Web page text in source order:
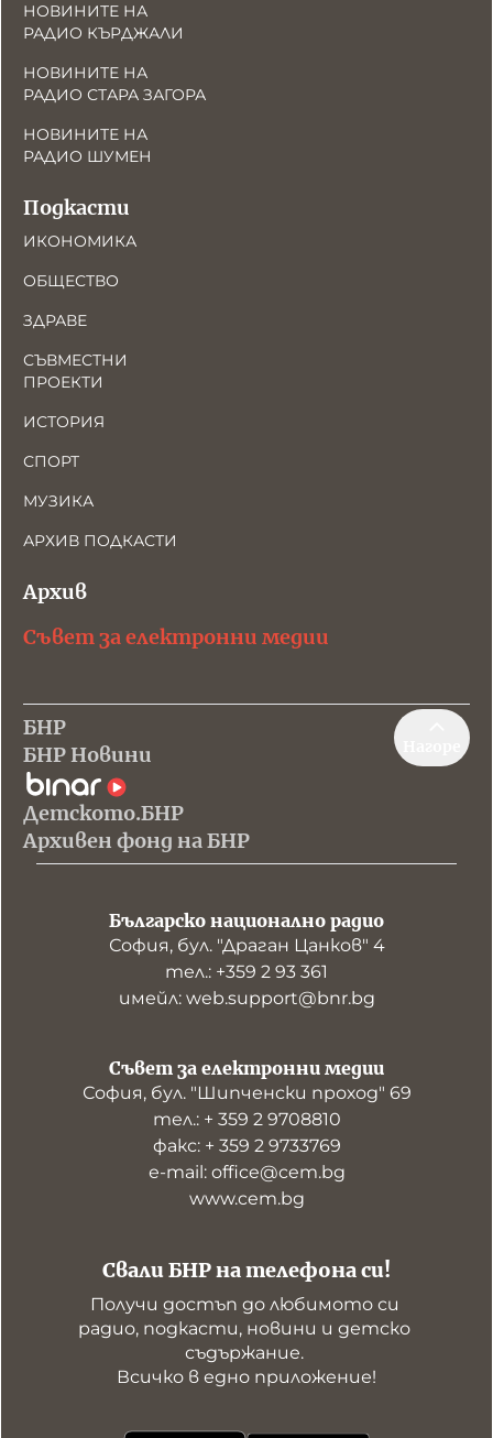
НОВИНИТЕ НА
РАДИО КЪРДЖАЛИ
НОВИНИТЕ НА
РАДИО СТАРА ЗАГОРА
НОВИНИТЕ НА
РАДИО ШУМЕН
Подкасти
ИКОНОМИКА
ОБЩЕСТВО
ЗДРАВЕ
СЪВМЕСТНИ
ПРОЕКТИ
ИСТОРИЯ
СПОРТ
МУЗИКА
АРХИВ ПОДКАСТИ
Архив
Съвет за електронни медии
БНР
БНР Новини
Детското.БНР
Архивен фонд на БНР
Българско национално радио
София, бул. "Драган Цанков" 4
тел.: +359 2 93 361
имейл: web.support@bnr.bg
Свали БНР на телефона си!
Получи достъп до любимото си
радио, подкасти, новини и детско
съдържание.
Всичко в едно приложение!
Съвет за електронни медии
София, бул. "Шипченски проход" 69
тел.: + 359 2 9708810
факс: + 359 2 9733769
е-mail: office@cem.bg
www.cem.bg